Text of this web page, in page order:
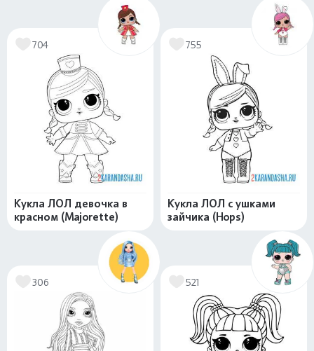
704
Кукла ЛОЛ девочка в
красном (Majorette)
755
Кукла ЛОЛ с ушками
зайчика (Hops)
306 521